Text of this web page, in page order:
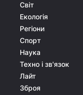
Світ
Екологія
Регіони
Спорт
Наука
Техно і зв'язок
Лайт
Зброя